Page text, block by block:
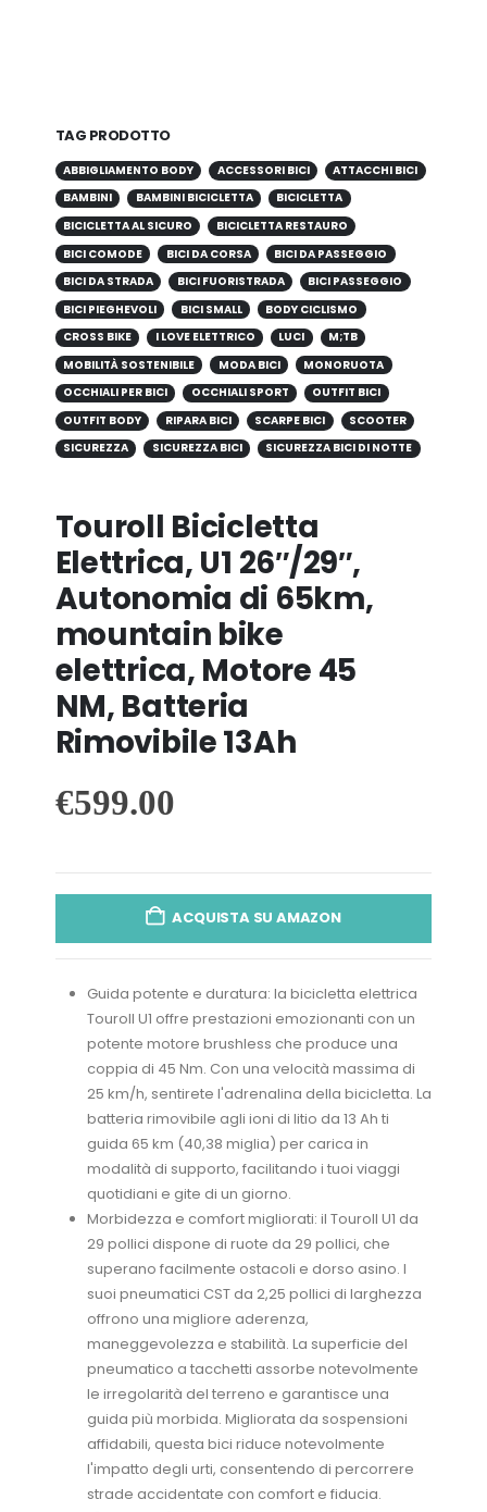
TAG PRODOTTO
ABBIGLIAMENTO BODY ACCESSORI BICI
ATTACCHI BICI
BAMBINI
BAMBINI BICICLETTA
BICICLETTA
BICICLETTA AL SICURO
BICICLETTA RESTAURO
BICI COMODE
BICI DA CORSA
BICI DA PASSEGGIO
BICI DA STRADA
BICI FUORISTRADA
BICI PASSEGGIO
BICI PIEGHEVOLI
BICI SMALL
BODY CICLISMO
CROSS BIKE
I LOVE ELETTRICO LUCI
M;TB
MOBILITÀ SOSTENIBILE
MODA BICI
MONORUOTA
OCCHIALI PER BICI
OCCHIALI SPORT
OUTFIT BICI
OUTFIT BODY
RIPARA BICI SCARPE BICI
SCOOTER
SICUREZZA
SICUREZZA BICI SICUREZZA BICI DI NOTTE
Touroll Bicicletta
Elettrica, U1 26″/29″,
Autonomia di 65km,
mountain bike
elettrica, Motore 45
NM, Batteria
Rimovibile 13Ah
€599.00
ACQUISTA SU AMAZON
Guida potente e duratura: la bicicletta elettrica
Touroll U1 offre prestazioni emozionanti con un
potente motore brushless che produce una
coppia di 45 Nm. Con una velocità massima di
25 km/h, sentirete l'adrenalina della bicicletta. La
batteria rimovibile agli ioni di litio da 13 Ah ti
guida 65 km (40,38 miglia) per carica in
modalità di supporto, facilitando i tuoi viaggi
quotidiani e gite di un giorno.
Morbidezza e comfort migliorati: il Touroll U1 da
29 pollici dispone di ruote da 29 pollici, che
superano facilmente ostacoli e dorso asino. I
suoi pneumatici CST da 2,25 pollici di larghezza
offrono una migliore aderenza,
maneggevolezza e stabilità. La superficie del
pneumatico a tacchetti assorbe notevolmente
le irregolarità del terreno e garantisce una
guida più morbida. Migliorata da sospensioni
affidabili, questa bici riduce notevolmente
l'impatto degli urti, consentendo di percorrere
strade accidentate con comfort e fiducia.